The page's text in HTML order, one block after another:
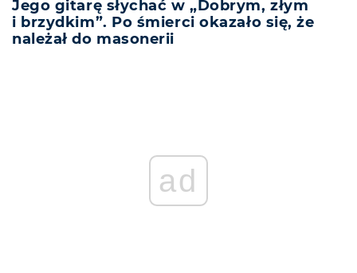
Jego gitarę słychać w „Dobrym, złym
i brzydkim”. Po śmierci okazało się, że
należał do masonerii
ad